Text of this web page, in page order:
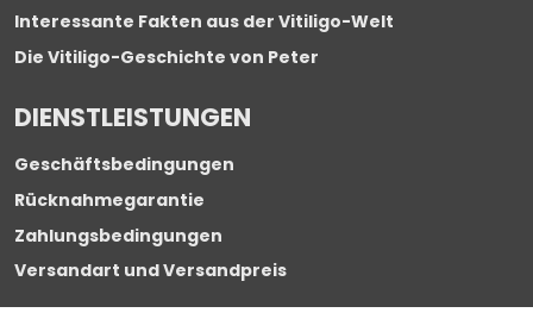
Interessante Fakten aus der Vitiligo-Welt
Die Vitiligo-Geschichte von Peter
DIENSTLEISTUNGEN
Geschäftsbedingungen
Rücknahmegarantie
Zahlungsbedingungen
Versandart und Versandpreis